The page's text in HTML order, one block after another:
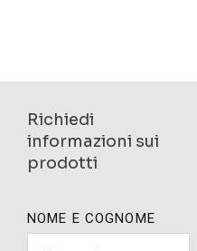
Richiedi
informazioni sui
prodotti
NOME E COGNOME